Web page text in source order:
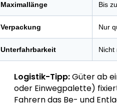
Maximallänge Bis
Verpackung Nur
Unterfahrbarkeit Nicht
Logistik-Tipp:Güter ab
oder Einwegpalette)
Fahrern das Be- und